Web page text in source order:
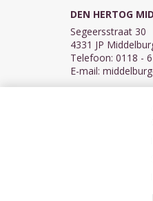
DEN HERTOG
Segeersstraat 30
4331 JP
Telefoon: 0118 -
E-mail:
BTW